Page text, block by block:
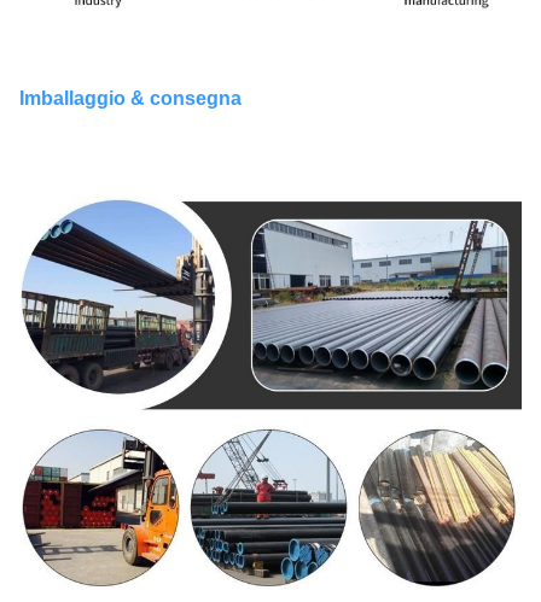
Imballaggio & consegna